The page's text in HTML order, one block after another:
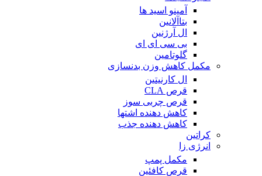
آمینو اسید ها
بتاآلانین
ال آرژنین
بی سی ای ای
گلوتامین
مکمل کاهش وزن بدنسازی
ال کارنیتین
قرص CLA
قرص چربی سوز
کاهش دهنده اشتها
کاهش دهنده جذب
کراتین
انرژی زا
مکمل پمپ
قرص کافئین